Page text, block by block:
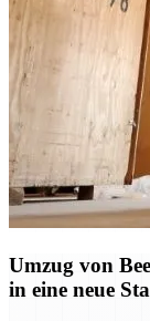
Umzug von
in eine neue